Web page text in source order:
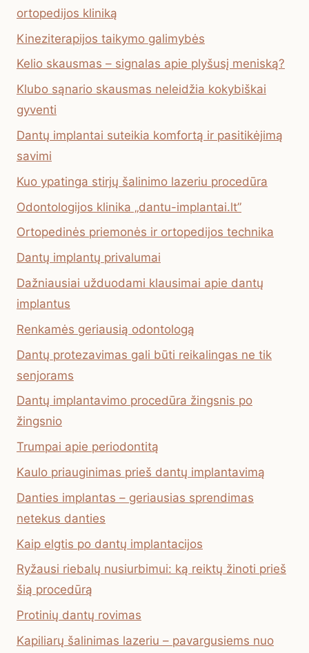
ortopedijos kliniką
Kineziterapijos taikymo galimybės
Kelio skausmas – signalas apie plyšusį meniską?
Klubo sąnario skausmas neleidžia kokybiškai
gyventi
Dantų implantai suteikia komfortą ir pasitikėjimą
savimi
Kuo ypatinga stirjų šalinimo lazeriu procedūra
Odontologijos klinika „dantu-implantai.lt”
Ortopedinės priemonės ir ortopedijos technika
Dantų implantų privalumai
Dažniausiai užduodami klausimai apie dantų
implantus
Renkamės geriausią odontologą
Dantų protezavimas gali būti reikalingas ne tik
senjorams
Dantų implantavimo procedūra žingsnis po
žingsnio
Trumpai apie periodontitą
Kaulo priauginimas prieš dantų implantavimą
Danties implantas – geriausias sprendimas
netekus danties
Kaip elgtis po dantų implantacijos
Ryžausi riebalų nusiurbimui: ką reiktų žinoti prieš
šią procedūrą
Protinių dantų rovimas
Kapiliarų šalinimas lazeriu – pavargusiems nuo